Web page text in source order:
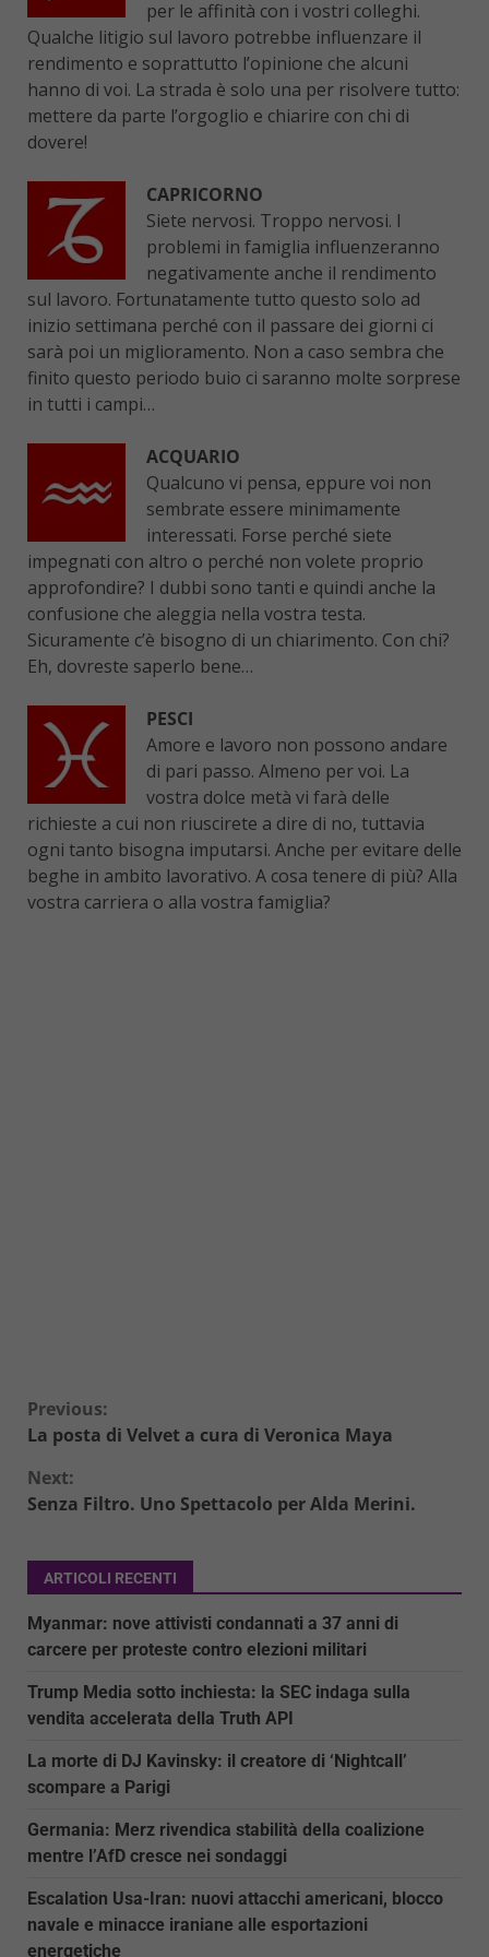
per le affinità con i vostri colleghi.
Qualche litigio sul lavoro potrebbe influenzare il
rendimento e soprattutto l’opinione che alcuni
hanno di voi. La strada è solo una per risolvere tutto:
mettere da parte l’orgoglio e chiarire con chi di
dovere!
CAPRICORNO
Siete nervosi. Troppo nervosi. I
problemi in famiglia influenzeranno
negativamente anche il rendimento
sul lavoro. Fortunatamente tutto questo solo ad
inizio settimana perché con il passare dei giorni ci
sarà poi un miglioramento. Non a caso sembra che
finito questo periodo buio ci saranno molte sorprese
in tutti i campi…
ACQUARIO
Qualcuno vi pensa, eppure voi non
sembrate essere minimamente
interessati. Forse perché siete
impegnati con altro o perché non volete proprio
approfondire? I dubbi sono tanti e quindi anche la
confusione che aleggia nella vostra testa.
Sicuramente c’è bisogno di un chiarimento. Con chi?
Eh, dovreste saperlo bene…
PESCI
Amore e lavoro non possono andare
di pari passo. Almeno per voi. La
vostra dolce metà vi farà delle
richieste a cui non riuscirete a dire di no, tuttavia
ogni tanto bisogna imputarsi. Anche per evitare delle
beghe in ambito lavorativo. A cosa tenere di più? Alla
vostra carriera o alla vostra famiglia?
Continue
Reading
Previous:
La posta di Velvet a cura di Veronica Maya
Next:
Senza Filtro. Uno Spettacolo per Alda Merini.
ARTICOLI RECENTI
Myanmar: nove attivisti condannati a 37 anni di
carcere per proteste contro elezioni militari
Trump Media sotto inchiesta: la SEC indaga sulla
vendita accelerata della Truth API
La morte di DJ Kavinsky: il creatore di ‘Nightcall’
scompare a Parigi
Germania: Merz rivendica stabilità della coalizione
mentre l’AfD cresce nei sondaggi
Escalation Usa-Iran: nuovi attacchi americani, blocco
navale e minacce iraniane alle esportazioni
energetiche